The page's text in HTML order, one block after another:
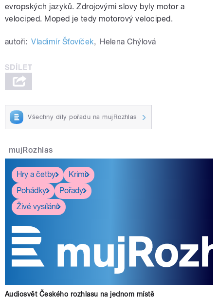
evropských jazyků. Zdrojovými slovy byly motor a
velociped. Moped je tedy motorový velociped.
autoři: Vladimír Šťovíček, Helena Chýlová
Všechny díly pořadu na mujRozhlas
mujRozhlas
Hry a četby
Krimi
Pohádky
Pořady
Živé vysílání
Audiosvět Českého rozhlasu na jednom místě